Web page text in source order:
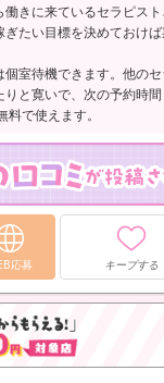
きに来ているセラピス
たい目標を決めておけ
個室待機できます。他の
と寛いで、次の予約時
で使えます。
応募 キープする